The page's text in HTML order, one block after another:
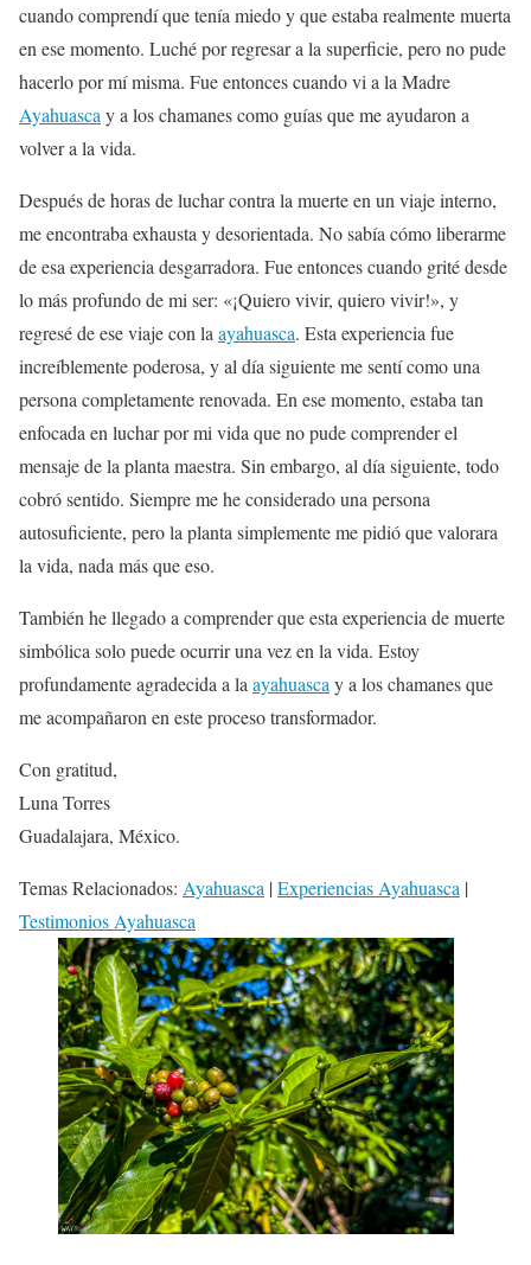
cuando comprendí que tenía miedo y que estaba realmente muerta
en ese momento. Luché por regresar a la superficie, pero no pude
hacerlo por mí misma. Fue entonces cuando vi a la Madre
Ayahuasca y a los chamanes como guías que me ayudaron a
volver a la vida.
Después de horas de luchar contra la muerte en un viaje interno,
me encontraba exhausta y desorientada. No sabía cómo liberarme
de esa experiencia desgarradora. Fue entonces cuando grité desde
lo más profundo de mi ser: «¡Quiero vivir, quiero vivir!», y
regresé de ese viaje con la ayahuasca. Esta experiencia fue
increíblemente poderosa, y al día siguiente me sentí como una
persona completamente renovada. En ese momento, estaba tan
enfocada en luchar por mi vida que no pude comprender el
mensaje de la planta maestra. Sin embargo, al día siguiente, todo
cobró sentido. Siempre me he considerado una persona
autosuficiente, pero la planta simplemente me pidió que valorara
la vida, nada más que eso.
También he llegado a comprender que esta experiencia de muerte
simbólica solo puede ocurrir una vez en la vida. Estoy
profundamente agradecida a la ayahuasca y a los chamanes que
me acompañaron en este proceso transformador.
Con gratitud,
Luna Torres
Guadalajara, México.
Temas Relacionados: Ayahuasca |Experiencias Ayahuasca |
Testimonios Ayahuasca